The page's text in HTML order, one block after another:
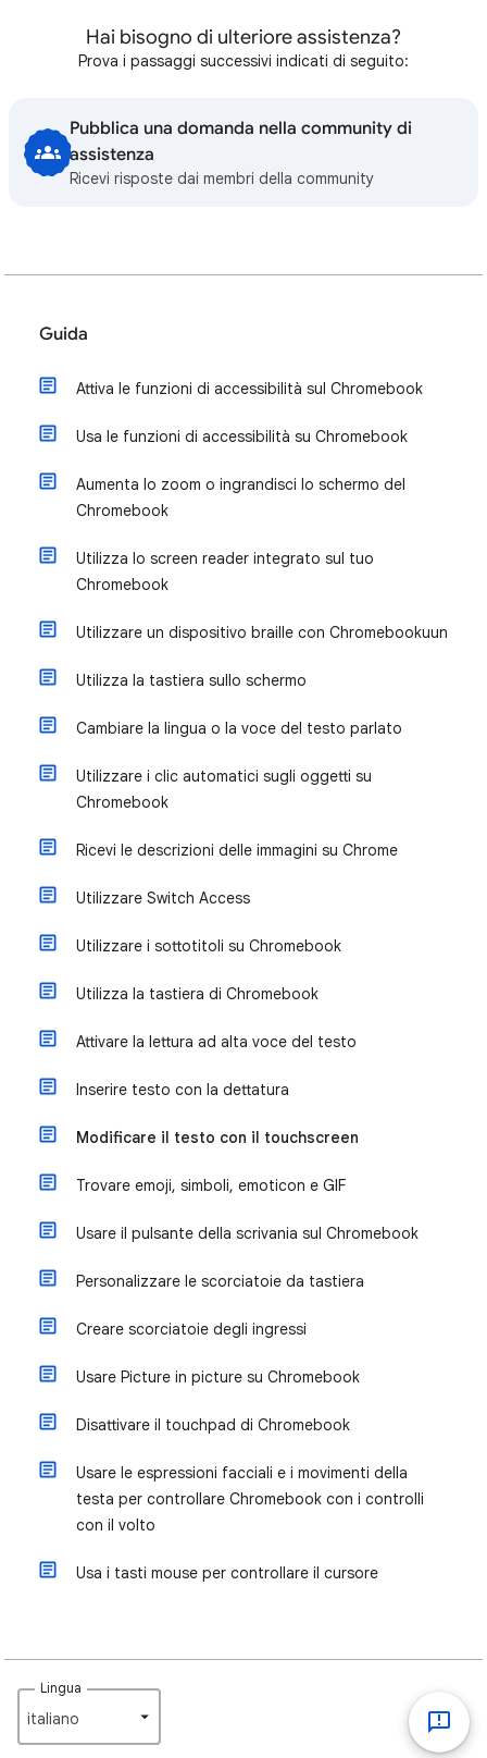
Hai bisogno di ulteriore assistenza?
Prova i passaggi successivi indicati di seguito:
Pubblica una domanda nella community di
assistenza
Ricevi risposte dai membri della community
Guida
Attiva le funzioni di accessibilità sul Chromebook
Usa le funzioni di accessibilità su Chromebook
Aumenta lo zoom o ingrandisci lo schermo del
Chromebook
Utilizza lo screen reader integrato sul tuo
Chromebook
Utilizzare un dispositivo braille con Chromebookuun
Utilizza la tastiera sullo schermo
Cambiare la lingua o la voce del testo parlato
Utilizzare i clic automatici sugli oggetti su
Chromebook
Ricevi le descrizioni delle immagini su Chrome
Utilizzare Switch Access
Utilizzare i sottotitoli su Chromebook
Utilizza la tastiera di Chromebook
Attivare la lettura ad alta voce del testo
Inserire testo con la dettatura
Modificare il testo con il touchscreen
Trovare emoji, simboli, emoticon e GIF
Usare il pulsante della scrivania sul Chromebook
Personalizzare le scorciatoie da tastiera
Creare scorciatoie degli ingressi
Usare Picture in picture su Chromebook
Disattivare il touchpad di Chromebook
Usare le espressioni facciali e i movimenti della
testa per controllare Chromebook con i controlli
con il volto
Usa i tasti mouse per controllare il cursore
Lingua
italiano‎